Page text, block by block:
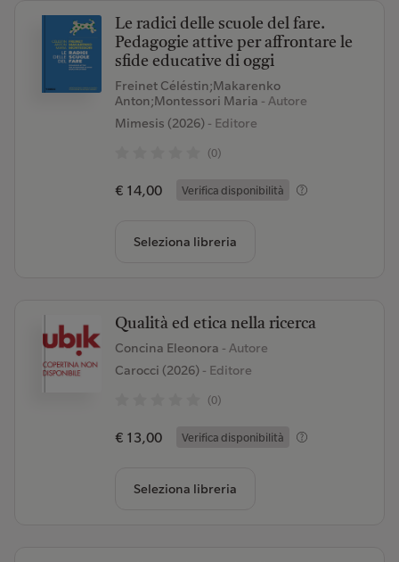
Le radici delle scuole del fare.
Pedagogie attive per affrontare le
sfide educative di oggi
Freinet Céléstin;Makarenko
Anton;Montessori Maria - Autore
Mimesis (2026)- Editore
(0)
€ 14,00 Verifica disponibilità
Seleziona libreria
Qualità ed etica nella ricerca
Concina Eleonora - Autore
Carocci (2026)- Editore
(0)
€ 13,00 Verifica disponibilità
Seleziona libreria